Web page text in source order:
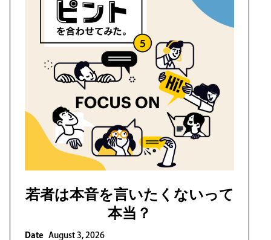
若者は本音を言いたくないって
本当？
Date August 3, 2026